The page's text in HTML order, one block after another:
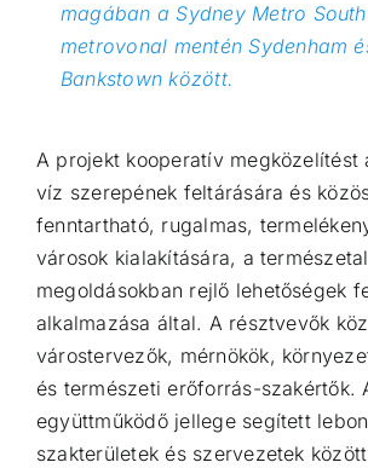
magában a Sydney Metro
metrovonal mentén Sydenham
Bankstown között.
A projekt kooperatív megközelítést
víz szerepének feltárására és
fenntartható, rugalmas,
városok kialakítására, a
megoldásokban rejlő lehetőségek
alkalmazása által. A résztvevők
várostervezők, mérnökök,
és természeti erőforrás-szakértők.
együttműködő jellege segített
szakterületek és szervezetek